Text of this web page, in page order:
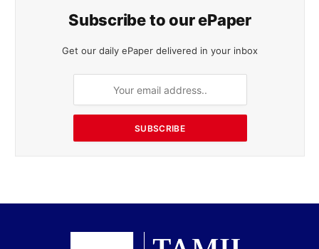
Subscribe to our ePaper
Get our daily ePaper delivered in your inbox
SUBSCRIBE